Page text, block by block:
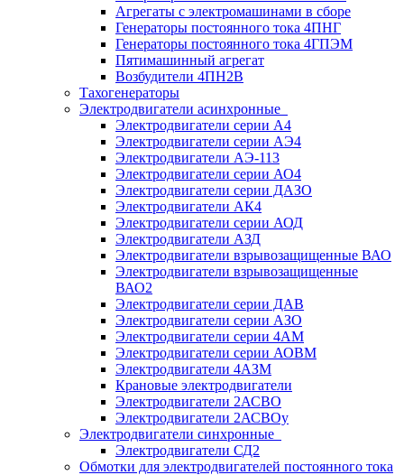
Агрегаты с электромашинами в сборе
Генераторы постоянного тока 4ПНГ
Генераторы постоянного тока 4ГПЭМ
Пятимашинный агрегат
Возбудители 4ПН2В
Тахогенераторы
Электродвигатели асинхронные
Электродвигатели серии А4
Электродвигатели серии АЭ4
Электродвигатели АЭ-113
Электродвигатели серии АО4
Электродвигатели серии ДАЗО
Электродвигатели АК4
Электродвигатели серии АОД
Электродвигатели АЗД
Электродвигатели взрывозащищенные ВАО
Электродвигатели взрывозащищенные
ВАО2
Электродвигатели серии ДАВ
Электродвигатели серии АЗО
Электродвигатели серии 4АМ
Электродвигатели серии АОВМ
Электродвигатели 4АЗМ
Крановые электродвигатели
Электродвигатели 2АСВО
Электродвигатели 2АСВОу
Электродвигатели синхронные
Электродвигатели СД2
Обмотки для электродвигателей постоянного тока